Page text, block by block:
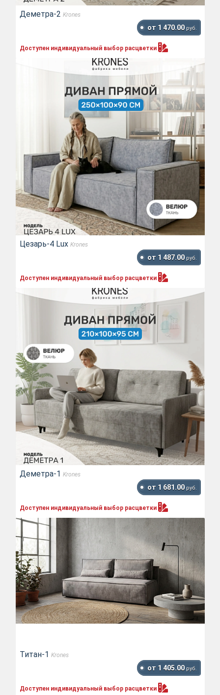
Деметра-2 Krones
от 1 470.00 руб.
Доступен индивидуальный выбор расцветки
Цезарь-4 Lux Krones
от 1 487.00 руб.
Доступен индивидуальный выбор расцветки
Деметра-1 Krones
от 1 681.00 руб.
Доступен индивидуальный выбор расцветки
Титан-1 Krones
от 1 405.00 руб.
Доступен индивидуальный выбор расцветки